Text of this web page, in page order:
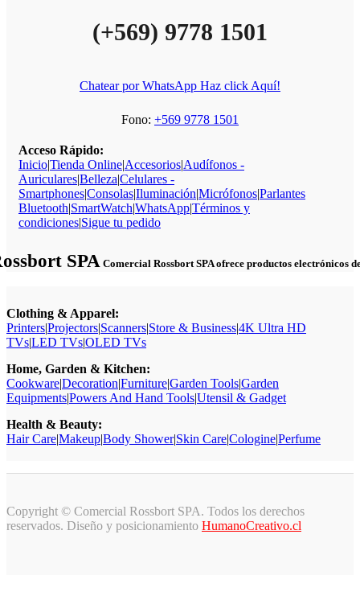
(+569) 9778 1501
Chatear por WhatsApp Haz click Aquí!
Fono: +569 9778 1501
Acceso Rápido:
Inicio|Tienda Online|Accesorios|Audífonos -
Auriculares|Belleza|Celulares -
Smartphones|Consolas|Iluminación|Micrófonos|Parlantes
Bluetooth|SmartWatch|WhatsApp|Términos y
condiciones|Sigue tu pedido
SPA Comercial Rossbort SPA ofrece productos electrónicos
Clothing & Apparel:
Printers|Projectors|Scanners|Store & Business|4K Ultra HD
TVs|LED TVs|OLED TVs
Home, Garden & Kitchen:
Cookware|Decoration|Furniture|Garden Tools|Garden
Equipments|Powers And Hand Tools|Utensil & Gadget
Health & Beauty:
Hair Care|Makeup|Body Shower|Skin Care|Cologine|Perfume
Copyright © Comercial Rossbort SPA. Todos los derechos
reservados. Diseño y posicionamiento HumanoCreativo.cl